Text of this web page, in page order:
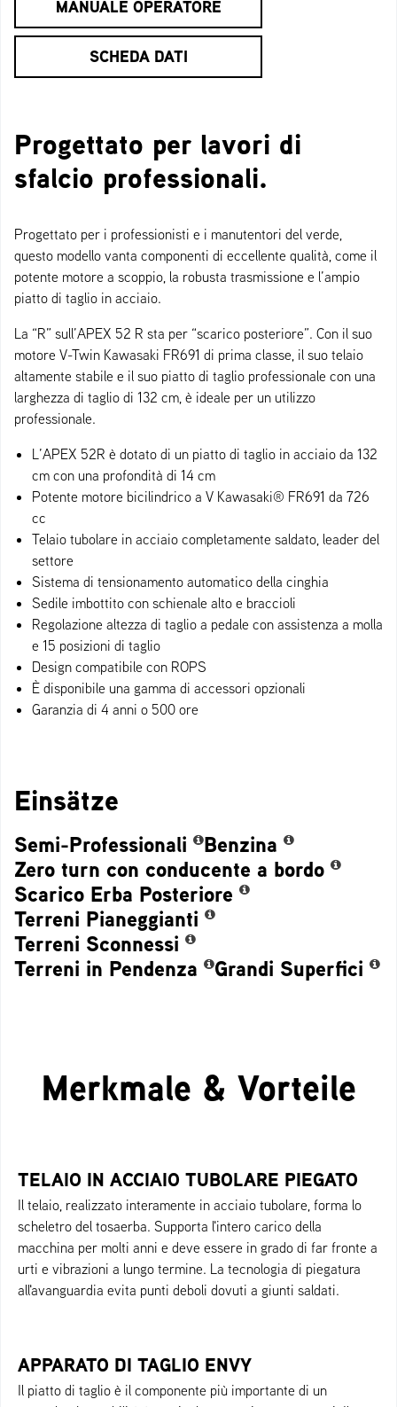
MANUALE OPERATORE
SCHEDA DATI
Progettato per lavori di
sfalcio professionali.
Progettato per i professionisti e i manutentori del verde,
questo modello vanta componenti di eccellente qualità, come il
potente motore a scoppio, la robusta trasmissione e l’ampio
piatto di taglio in acciaio.
La “R” sull’APEX 52 R sta per “scarico posteriore”. Con il suo
motore V-Twin Kawasaki FR691 di prima classe, il suo telaio
altamente stabile e il suo piatto di taglio professionale con una
larghezza di taglio di 132 cm, è ideale per un utilizzo
professionale.
L’APEX 52R è dotato di un piatto di taglio in acciaio da 132
cm con una profondità di 14 cm
Potente motore bicilindrico a V Kawasaki® FR691 da 726
cc
Telaio tubolare in acciaio completamente saldato, leader del
settore
Sistema di tensionamento automatico della cinghia
Sedile imbottito con schienale alto e braccioli
Regolazione altezza di taglio a pedale con assistenza a molla
e 15 posizioni di taglio
Design compatibile con ROPS
È disponibile una gamma di accessori opzionali
Garanzia di 4 anni o 500 ore
Einsätze
Semi-Professionali
Benzina
Zero turn con conducente a bordo
Scarico Erba Posteriore
Terreni Pianeggianti
Terreni Sconnessi
Terreni in Pendenza
Grandi Superfici
Merkmale & Vorteile
TELAIO IN ACCIAIO TUBOLARE PIEGATO
Il telaio, realizzato interamente in acciaio tubolare, forma lo
scheletro del tosaerba. Supporta l'intero carico della
macchina per molti anni e deve essere in grado di far fronte a
urti e vibrazioni a lungo termine. La tecnologia di piegatura
all'avanguardia evita punti deboli dovuti a giunti saldati.
APPARATO DI TAGLIO ENVY
Il piatto di taglio è il componente più importante di un